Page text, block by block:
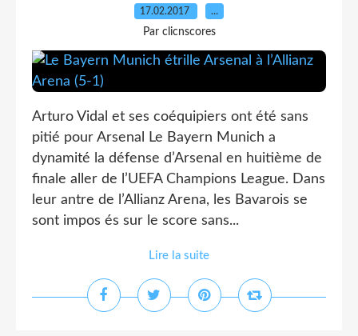
17.02.2017 …
Par clicnscores
Arturo Vidal et ses coéquipiers ont été sans
pitié pour Arsenal Le Bayern Munich a
dynamité la défense d’Arsenal en huitième de
finale aller de l’UEFA Champions League. Dans
leur antre de l’Allianz Arena, les Bavarois se
sont impos és sur le score sans...
Lire la suite